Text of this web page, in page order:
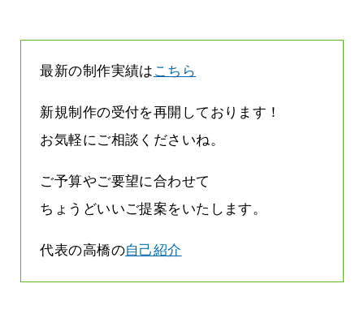
最新の制作実績は こちら
新規制作の受付を再開しております！
お気軽にご相談くださいね。
ご予算やご要望に合わせて
ちょうどいいご提案をいたします。
代表の高橋の自己紹介